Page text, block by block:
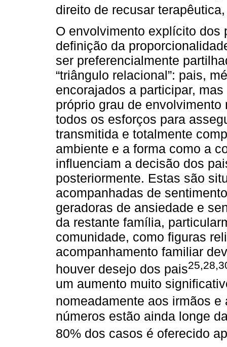
direito de recusar
O envolvimento explícito dos
definição da
ser preferencialmente
“triângulo relacional”: pais,
encorajados a participar,
próprio grau de
todos os esforços para
transmitida e totalmente
ambiente e a forma como a
influenciam a decisão dos
posteriormente. Estas são
acompanhadas de
geradoras de ansiedade e
da restante família,
comunidade, como figuras
acompanhamento familiar
houver desejo dos pais
um aumento muito
nomeadamente aos irmãos
números estão ainda longe
80% dos casos é oferecido